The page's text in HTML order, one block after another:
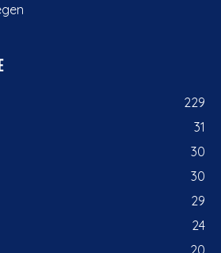
229
31
30
30
29
24
20